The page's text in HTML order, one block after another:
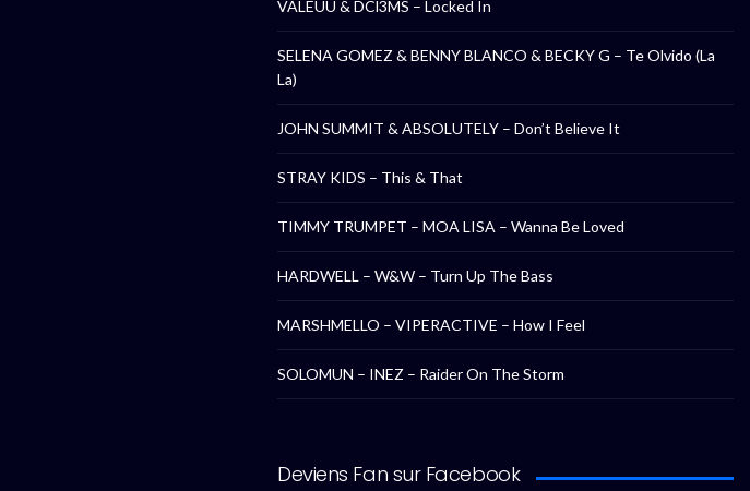
VALEUU & DCl3MS – Locked In
SELENA GOMEZ & BENNY BLANCO & BECKY G – Te Olvido (La
La)
JOHN SUMMIT & ABSOLUTELY – Don’t Believe It
STRAY KIDS – This & That
TIMMY TRUMPET – MOA LISA – Wanna Be Loved
HARDWELL – W&W – Turn Up The Bass
MARSHMELLO – VIPERACTIVE – How I Feel
SOLOMUN – INEZ – Raider On The Storm
Deviens Fan sur Facebook